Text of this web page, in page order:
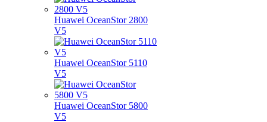
Huawei OceanStor 2800
V5
Huawei OceanStor 5110
V5
Huawei OceanStor 5800
V5